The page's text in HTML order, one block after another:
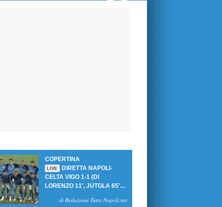
COPERTINA
LIVE
DIRETTA NAPOLI-
CELTA VIGO 1-1 (DI
LORENZO 11', JUTGLA 65'):
BRUYNE NEGA LA
di Redazione Tutto Napoli.net